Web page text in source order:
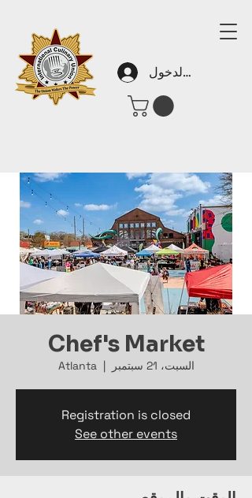
تسجيل الدخول
Chef's Market
السبت، 21 سبتمبر
  |
Atlanta
Registration is closed
See other events